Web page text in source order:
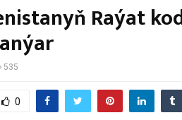
Raýat
535
0